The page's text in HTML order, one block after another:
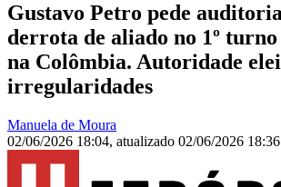
Gustavo Petro pede
derrota de aliado no 1º turno
na Colômbia. Autoridade
irregularidades
Manuela de Moura
02/06/2026 18:04, atualizado 02/06/2026 18:36